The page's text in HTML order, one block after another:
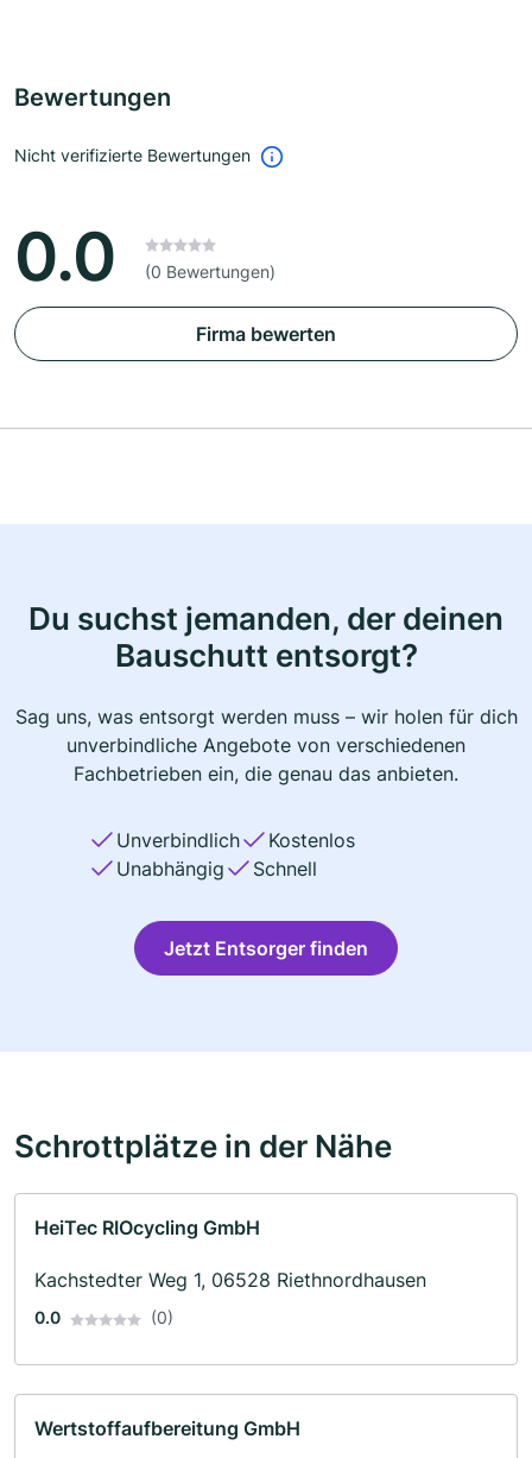
Bewertungen
Nicht verifizierte Bewertungen
0.0 (0 Bewertungen)
Firma bewerten
Du suchst jemanden, der deinen
Bauschutt entsorgt?
Sag uns, was entsorgt werden muss – wir holen für dich
unverbindliche Angebote von verschiedenen
Fachbetrieben ein, die genau das anbieten.
Unverbindlich
Kostenlos
Unabhängig
Schnell
Jetzt Entsorger finden
Schrottplätze in der Nähe
HeiTec RIOcycling GmbH
Kachstedter Weg 1, 06528 Riethnordhausen
0.0 (0)
Wertstoffaufbereitung GmbH